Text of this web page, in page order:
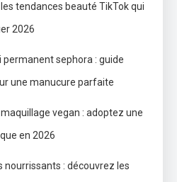
tendances beauté TikTok qui
2026
permanent sephora : guide
une manucure parfaite
vegan : adoptez une
en 2026
nourrissants : découvrez les